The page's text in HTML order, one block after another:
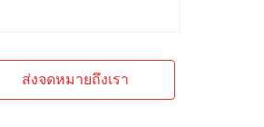
ส่งจดหมายถึงเรา